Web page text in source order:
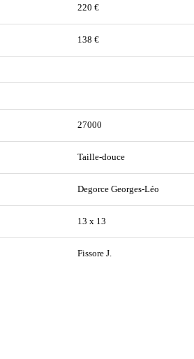
220 €
138 €
27000
Taille-douce
Degorce Georges-Léo
13 x 13
Fissore J.